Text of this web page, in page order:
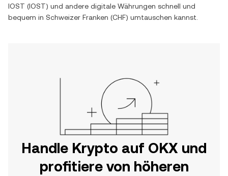
IOST (IOST) und andere digitale Währungen schnell und
bequem in Schweizer Franken (CHF) umtauschen kannst.
Handle Krypto auf OKX und
profitiere von höheren